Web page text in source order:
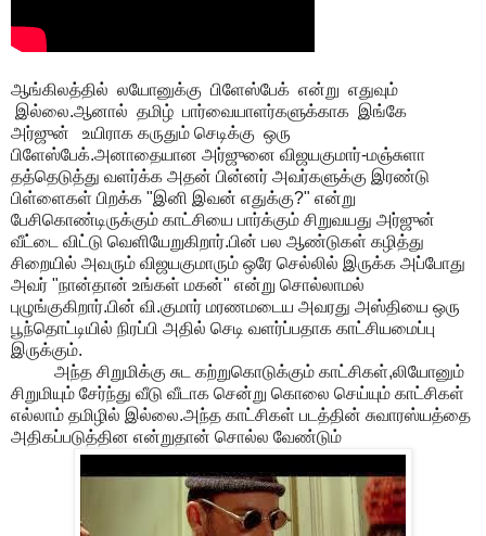
ஆங்கிலத்தில் லயோனுக்கு பிளேஸ்பேக் என்று எதுவும்
இல்லை.ஆனால் தமிழ் பார்வையாளர்களுக்காக இங்கே
அர்ஜுன் உயிராக கருதும் செடிக்கு ஒரு
பிளேஸ்பேக்.அனாதையான அர்ஜுனை விஜயகுமார்-மஞ்சுளா
தத்தெடுத்து வளர்க்க அதன் பின்னர் அவர்களுக்கு இரண்டு
பிள்ளைகள் பிறக்க "இனி இவன் எதுக்கு?" என்று
பேசிகொண்டிருக்கும் காட்சியை பார்க்கும் சிறுவயது அர்ஜுன்
வீட்டை விட்டு வெளியேறுகிறார்.பின் பல ஆண்டுகள் கழித்து
சிறையில் அவரும் விஜயகுமாரும் ஒரே செல்லில் இருக்க அப்போது
அவர் "நான்தான் உங்கள் மகன்" என்று சொல்லாமல்
புழுங்குகிறார்.பின் வி.குமார் மரணமடைய அவரது அஸ்தியை ஒரு
பூந்தொட்டியில் நிரப்பி அதில் செடி வளர்ப்பதாக காட்சியமைப்பு
இருக்கும்.
அந்த சிறுமிக்கு சுட கற்றுகொடுக்கும் காட்சிகள்,லியோனும்
சிறுமியும் சேர்ந்து வீடு வீடாக சென்று கொலை செய்யும் காட்சிகள்
எல்லாம் தமிழில் இல்லை.அந்த காட்சிகள் படத்தின் சுவாரஸ்யத்தை
அதிகப்படுத்தின என்றுதான் சொல்ல வேண்டும்